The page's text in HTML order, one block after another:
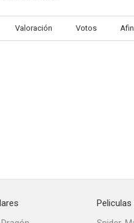
Valoración Votos